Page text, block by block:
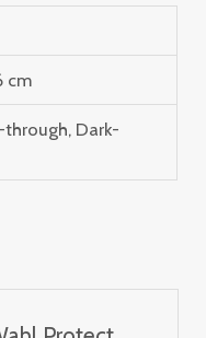
cm
through, Dark-